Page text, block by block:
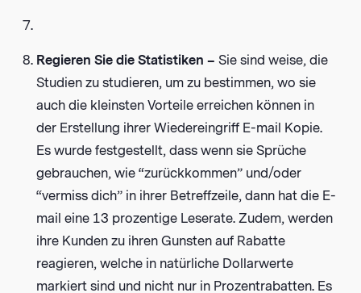
Regieren Sie die Statistiken – Sie sind weise, die
Studien zu studieren, um zu bestimmen, wo sie
auch die kleinsten Vorteile erreichen können in
der Erstellung ihrer Wiedereingriff E-mail Kopie.
Es wurde festgestellt, dass wenn sie Sprüche
gebrauchen, wie “zurückkommen” und/oder
“vermiss dich” in ihrer Betreffzeile, dann hat die E-
mail eine 13 prozentige Leserate. Zudem, werden
ihre Kunden zu ihren Gunsten auf Rabatte
reagieren, welche in natürliche Dollarwerte
markiert sind und nicht nur in Prozentrabatten. Es